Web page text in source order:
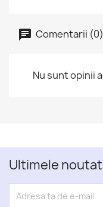
Comentarii (0)
Nu sunt opinii
Ultimele